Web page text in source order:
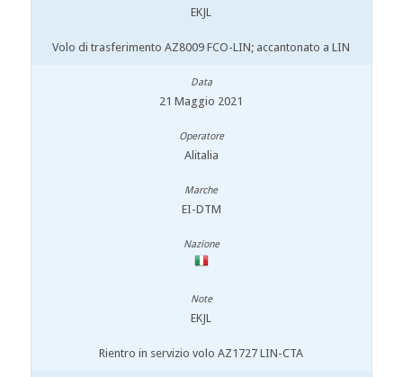
EKJL
Volo di trasferimento AZ8009 FCO-LIN; accantonato a LIN
21 Maggio 2021
Alitalia
EI-DTM
EKJL
Rientro in servizio volo AZ1727 LIN-CTA